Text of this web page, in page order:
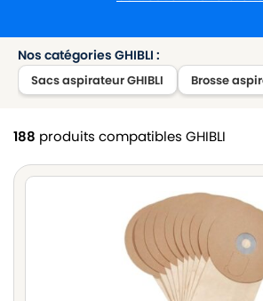
Nos catégories GHIBLI :
Sacs aspirateur GHIBLI Brosse
188 produits compatibles GHIBLI